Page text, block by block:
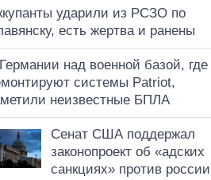
ударили из РСЗО по
есть жертва и ранены
над военной базой, где
системы Patriot,
неизвестные БПЛА
Сенат США поддержал
законопроект об «адских
санкциях» против россии